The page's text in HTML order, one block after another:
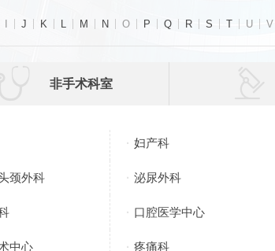
J K L M N O P Q R S T U V
非手术科室
妇产科
颈外科 泌尿外科
口腔医学中心
中心 疼痛科